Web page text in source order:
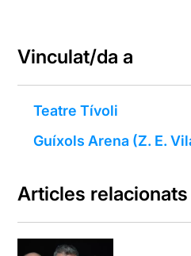
Vinculat/da a
Teatre Tívoli
Guíxols Arena (Z. E.
Articles relacionats